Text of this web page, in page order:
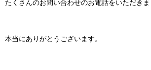
たくさんのお問い合わせのお電話をいただきま
本当にありがとうございます。